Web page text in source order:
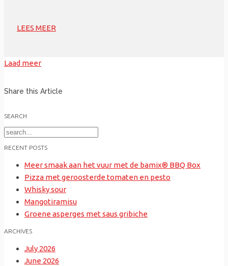
LEES MEER
Laad meer
Share this Article
SEARCH
Search
RECENT POSTS
Meer smaak aan het vuur met de bamix® BBQ Box
Pizza met geroosterde tomaten en pesto
Whisky sour
Mangotiramisu
Groene asperges met saus gribiche
ARCHIVES
July 2026
June 2026